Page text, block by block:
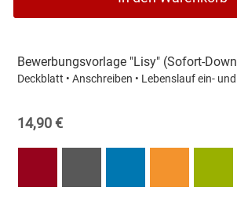
der
Bewerbungsvorlage "Lisy" (Sofort-
Deckblatt • Anschreiben • Lebenslauf ein-
14,90 €